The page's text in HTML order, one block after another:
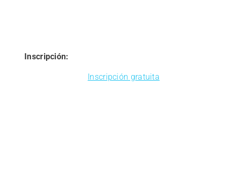
Inscripción:
Inscripción gratuita